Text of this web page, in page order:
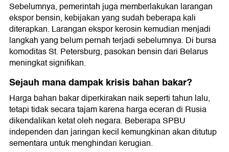
Sebelumnya, pemerintah juga memberlakukan larangan
ekspor bensin, kebijakan yang sudah beberapa kali
diterapkan. Larangan ekspor kerosin kemudian menjadi
langkah yang belum pernah terjadi sebelumnya. Di bursa
komoditas St. Petersburg, pasokan bensin dari Belarus
meningkat signifikan.
Sejauh mana dampak krisis bahan bakar?
Harga bahan bakar diperkirakan naik seperti tahun lalu,
tetapi tidak secara tajam karena harga eceran di Rusia
dikendalikan ketat oleh negara. Beberapa SPBU
independen dan jaringan kecil kemungkinan akan ditutup
sementara untuk menghindari kerugian.